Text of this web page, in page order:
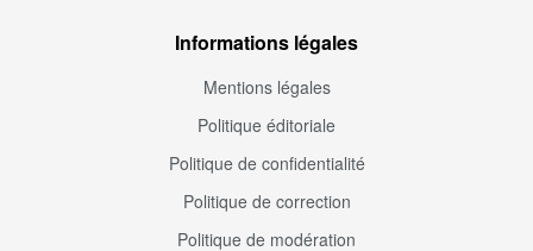
Informations légales
Mentions légales
Politique éditoriale
Politique de confidentialité
Politique de correction
Politique de modération